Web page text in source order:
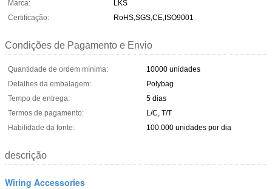
Marca:
LKS
Certificação:
RoHS,SGS,CE,ISO9001
Condições de Pagamento e Envio
Quantidade de ordem mínima:
10000 unidades
Detalhes da embalagem:
Polybag
Tempo de entrega:
5 dias
Termos de pagamento:
L/C, T/T
Habilidade da fonte:
100.000 unidades por dia
descrição
Wiring Accessories